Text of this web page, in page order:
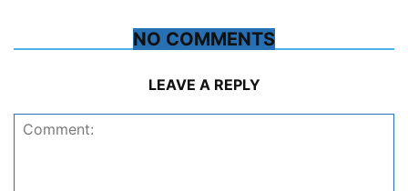
NO COMMENTS
LEAVE A REPLY